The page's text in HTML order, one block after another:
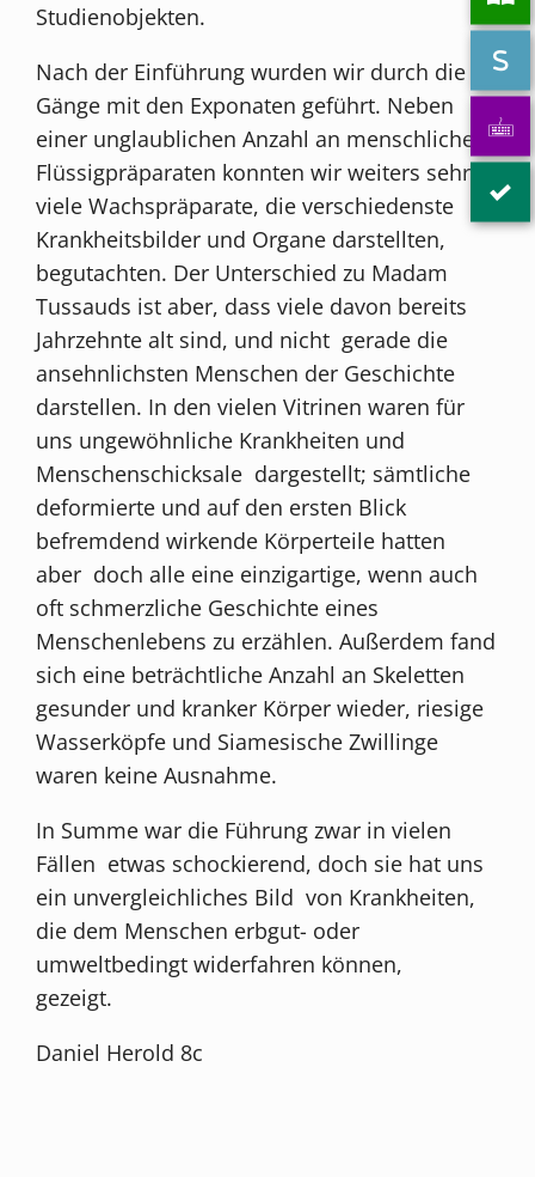
Studienobjekten.
Nach der Einführung wurden wir durch die
Gänge mit den Exponaten geführt. Neben
einer unglaublichen Anzahl an menschlichen
Flüssigpräparaten konnten wir weiters sehr
viele Wachspräparate, die verschiedenste
Krankheitsbilder und Organe darstellten,
begutachten. Der Unterschied zu Madam
Tussauds ist aber, dass viele davon bereits
Jahrzehnte alt sind, und nicht gerade die
ansehnlichsten Menschen der Geschichte
darstellen. In den vielen Vitrinen waren für
uns ungewöhnliche Krankheiten und
Menschenschicksale dargestellt; sämtliche
deformierte und auf den ersten Blick
befremdend wirkende Körperteile hatten
aber doch alle eine einzigartige, wenn auch
oft schmerzliche Geschichte eines
Menschenlebens zu erzählen. Außerdem fand
sich eine beträchtliche Anzahl an Skeletten
gesunder und kranker Körper wieder, riesige
Wasserköpfe und Siamesische Zwillinge
waren keine Ausnahme.
In Summe war die Führung zwar in vielen
Fällen etwas schockierend, doch sie hat uns
ein unvergleichliches Bild von Krankheiten,
die dem Menschen erbgut- oder
umweltbedingt widerfahren können,
gezeigt.
Daniel Herold 8c